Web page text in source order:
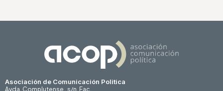
Asociación de Comunicación Politica
Avda. Complutense , s/n, Fac.